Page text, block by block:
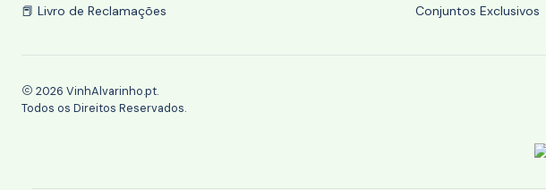
📕 Livro de Reclamações
Conjuntos Exclusivos
2026 VinhAlvarinho.pt.
Todos os Direitos Reservados.